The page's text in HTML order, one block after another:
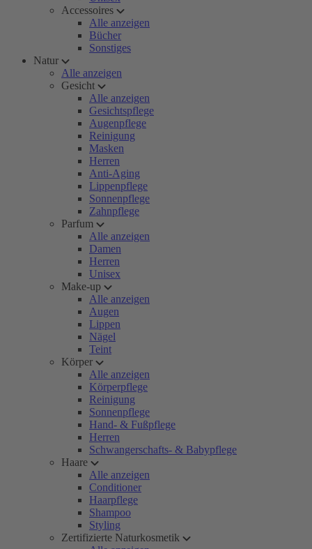
Accessoires
Alle anzeigen
Bücher
Sonstiges
Natur
Alle anzeigen
Gesicht
Alle anzeigen
Gesichtspflege
Augenpflege
Reinigung
Masken
Herren
Anti-Aging
Lippenpflege
Sonnenpflege
Zahnpflege
Parfum
Alle anzeigen
Damen
Herren
Unisex
Make-up
Alle anzeigen
Augen
Lippen
Nägel
Teint
Körper
Alle anzeigen
Körperpflege
Reinigung
Sonnenpflege
Hand- & Fußpflege
Herren
Schwangerschafts- & Babypflege
Haare
Alle anzeigen
Conditioner
Haarpflege
Shampoo
Styling
Zertifizierte Naturkosmetik